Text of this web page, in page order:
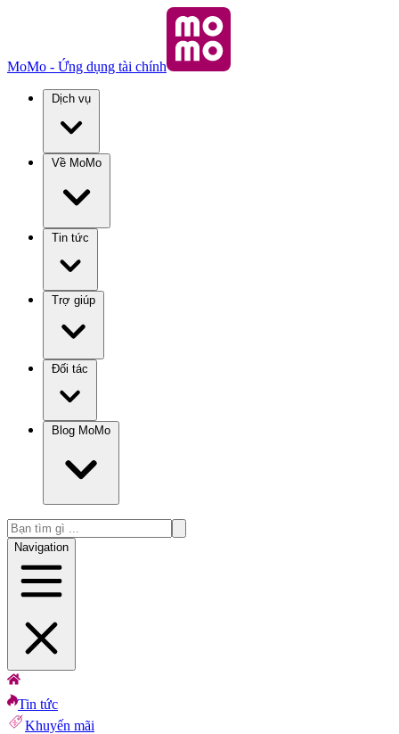
MoMo - Ứng dụng tài chính
Dịch vụ
Về MoMo
Tin tức
Trợ giúp
Đối tác
Blog MoMo
Navigation
Tin tức
Khuyến mãi